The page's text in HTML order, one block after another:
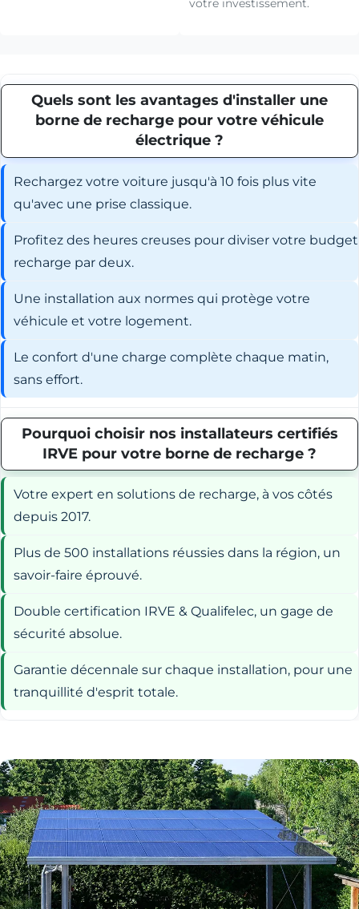
votre investissement.
Quels sont les avantages d'installer une
borne de recharge pour votre véhicule
électrique ?
Rechargez votre voiture jusqu'à 10 fois plus vite
qu'avec une prise classique.
Profitez des heures creuses pour diviser votre budget
recharge par deux.
Une installation aux normes qui protège votre
véhicule et votre logement.
Le confort d'une charge complète chaque matin,
sans effort.
Pourquoi choisir nos installateurs certifiés
IRVE pour votre borne de recharge ?
Votre expert en solutions de recharge, à vos côtés
depuis 2017.
Plus de 500 installations réussies dans la région, un
savoir-faire éprouvé.
Double certification IRVE & Qualifelec, un gage de
sécurité absolue.
Garantie décennale sur chaque installation, pour une
tranquillité d'esprit totale.